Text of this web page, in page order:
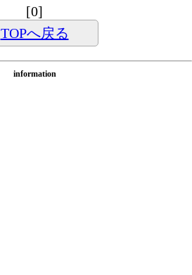
[0]
TOPへ戻る
information